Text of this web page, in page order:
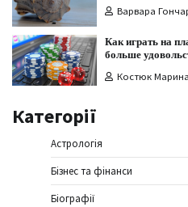
Варвара
Как играть на
больше
Костюк Марина
Категорії
Астрологія
Бізнес та фінанси
Біографії